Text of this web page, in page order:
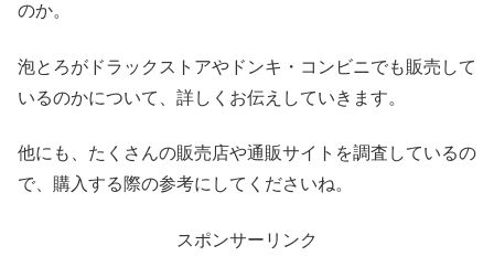
のか。
泡とろがドラックストアやドンキ・コンビニでも販売して
いるのかについて、詳しくお伝えしていきます。
他にも、たくさんの販売店や通販サイトを調査しているの
で、購入する際の参考にしてくださいね。
スポンサーリンク